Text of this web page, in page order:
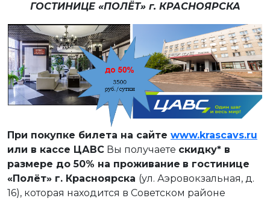
ГОСТИНИЦЕ «ПОЛЁТ» г. КРАСНОЯРСКА
При покупке билета на сайте www.krascavs.ru
или в кассе ЦАВС Вы получаете скидку* в
размере до 50% на проживание в гостинице
«Полёт» г. Красноярска (ул. Аэровокзальная, д.
16), которая находится в Советском районе